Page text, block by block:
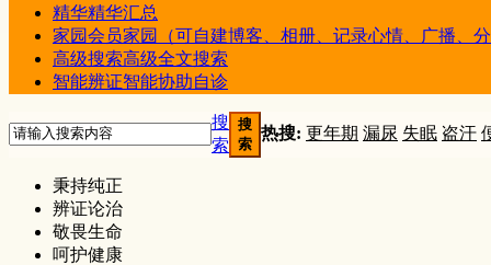
精华精华汇总
家园会员家园（可自建博客、相册、记录心情、广播、
高级搜索高级全文搜索
智能辨证智能协助自诊
搜
索
搜
索
热搜: 更年期 漏尿 失眠 盗汗
秉持纯正
辨证论治
敬畏生命
呵护健康